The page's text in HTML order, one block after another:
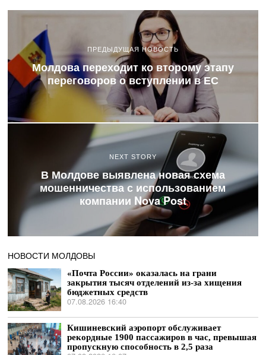
ПРЕДЫДУЩАЯ НОВОСТЬ
Молдова переходит ко второму этапу
переговоров о вступлении в ЕС
NEXT STORY
В Молдове выявлена новая схема
мошенничества с использованием
компании Nova Post
НОВОСТИ МОЛДОВЫ
«Почта России» оказалась на грани
закрытия тысяч отделений из-за хищения
бюджетных средств
07.08.2026 16:40
Кишиневский аэропорт обслуживает
рекордные 1900 пассажиров в час, превышая
пропускную способность в 2,5 раза